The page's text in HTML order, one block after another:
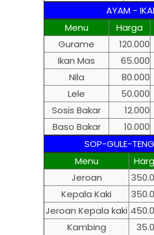
AYAM -
Menu
Harga
Gurame
120.000
Ikan Mas
65.000
Nila
80.000
Lele
50.000
Sosis Bakar
12.000
Baso Bakar
10.000
SOP-GULE-
Menu
Jeroan
Kepala Kaki
Jeroan Kepala kaki
Kambing